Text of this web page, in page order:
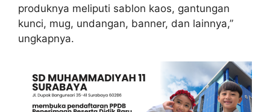
produknya meliputi sablon kaos, gantungan
kunci, mug, undangan, banner, dan lainnya,”
ungkapnya.